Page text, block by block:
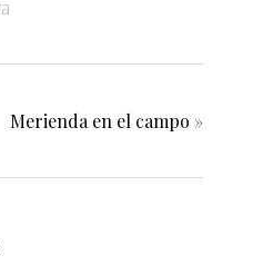
Merienda en el campo »